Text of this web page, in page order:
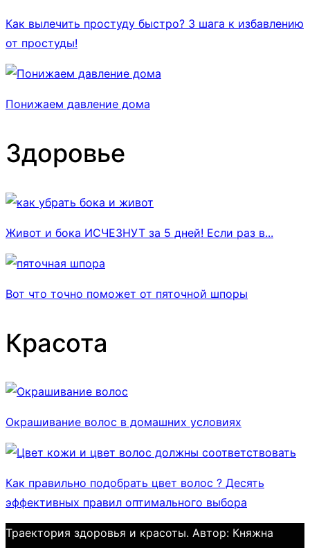
Как вылечить простуду быстро? 3 шага к избавлению
от простуды!
Понижаем давление дома
Здоровье
Живот и бока ИСЧЕЗНУТ за 5 дней! Если раз в...
Вот что точно поможет от пяточной шпоры
Красота
Окрашивание волос в домашних условиях
Как правильно подобрать цвет волос ? Десять
эффективных правил оптимального выбора
Траектория здоровья и красоты. Автор: Княжна